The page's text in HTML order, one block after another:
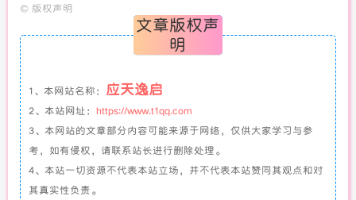
© 版权声明
文章版权声
明
1、本网站名称： 应天逸启
2、本站网址： https://www.t1qq.com
3、本网站的文章部分内容可能来源于网络，仅供大家学习与参
考，如有侵权，请联系站长进行删除处理。
4、本站一切资源不代表本站立场，并不代表本站赞同其观点和对
其真实性负责。